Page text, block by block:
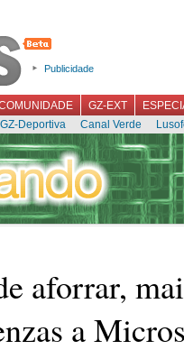
Publicidade
GZ-EXT
GZ-Deportiva Canal Verde
aforrar,
a